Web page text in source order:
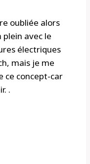
oubliée alors
plein avec le
électriques
mais je me
ce concept-car
.